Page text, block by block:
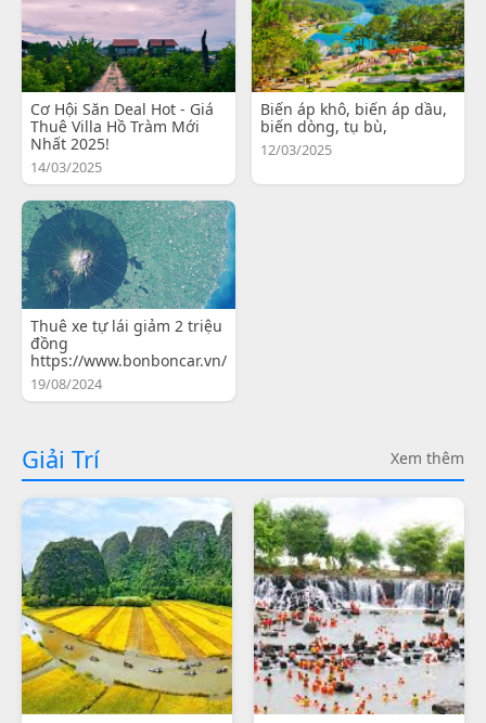
Cơ Hội Săn Deal Hot - Giá
Thuê Villa Hồ Tràm Mới
Nhất 2025!
14/03/2025
Biến áp khô, biến áp dầu,
biến dòng, tụ bù,
12/03/2025
Thuê xe tự lái giảm 2 triệu
đồng
https://www.bonboncar.vn/
19/08/2024
Giải Trí Xem thêm